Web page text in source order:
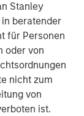
Stanley
beratender
für Personen
oder von
nicht zum
von
ist.
and Multi-